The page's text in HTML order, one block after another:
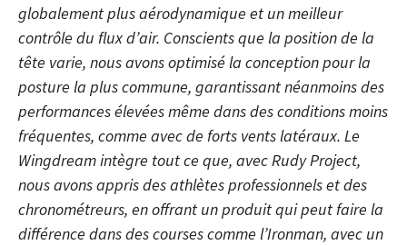
globalement plus aérodynamique et un meilleur
contrôle du flux d’air. Conscients que la position de la
tête varie, nous avons optimisé la conception pour la
posture la plus commune, garantissant néanmoins des
performances élevées même dans des conditions moins
fréquentes, comme avec de forts vents latéraux. Le
Wingdream intègre tout ce que, avec Rudy Project,
nous avons appris des athlètes professionnels et des
chronométreurs, en offrant un produit qui peut faire la
différence dans des courses comme l’Ironman, avec un